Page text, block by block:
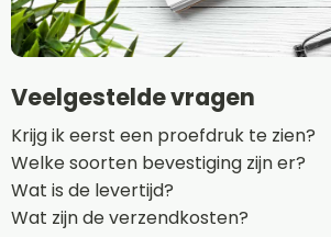
Veelgestelde vragen
Krijg ik eerst een proefdruk te zien?
Welke soorten bevestiging zijn er?
Wat is de levertijd?
Wat zijn de verzendkosten?